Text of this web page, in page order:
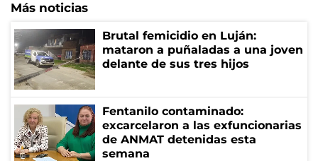
Más noticias
Brutal femicidio en Luján:
mataron a puñaladas a una joven
delante de sus tres hijos
Fentanilo contaminado:
excarcelaron a las exfuncionarias
de ANMAT detenidas esta
semana